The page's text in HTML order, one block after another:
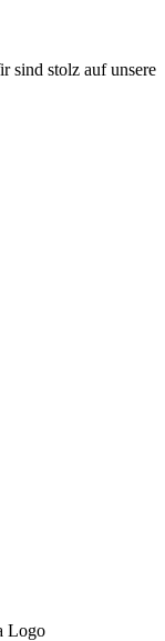
sind stolz auf unsere